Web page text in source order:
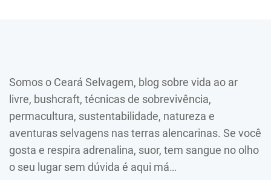
Somos o Ceará Selvagem, blog sobre vida ao ar
livre, bushcraft, técnicas de sobrevivência,
permacultura, sustentabilidade, natureza e
aventuras selvagens nas terras alencarinas. Se você
gosta e respira adrenalina, suor, tem sangue no olho
o seu lugar sem dúvida é aqui má…